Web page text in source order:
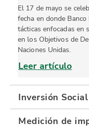
El 17 de mayo se
fecha en donde
tácticas enfocadas en
en los Objetivos de
Naciones Unidas.
Leer artículo
Inversión Social
Medición de